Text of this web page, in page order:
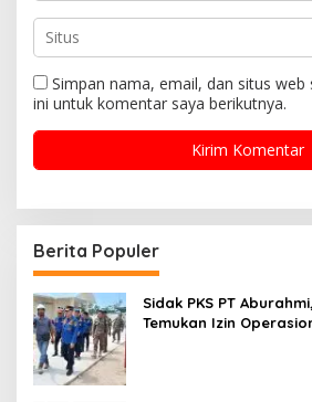
Simpan nama, email, dan situs web
ini untuk komentar saya berikutnya.
Berita Populer
Sidak PKS PT
Temukan Izin